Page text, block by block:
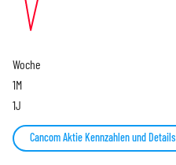
Woche
1M
1J
Cancom Aktie Kennzahlen und Details